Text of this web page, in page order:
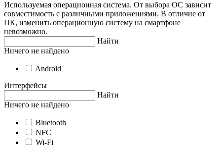
Используемая операционная система. От выбора ОС зависит
совместимость с различными приложениями. В отличие от
ПК, изменить операционную систему на смартфоне
невозможно.
Найти
Ничего не найдено
Android
Интерфейсы
Найти
Ничего не найдено
Bluetooth
NFC
Wi-Fi